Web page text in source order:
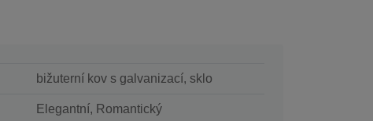
bižuterní kov s galvanizací, sklo
Elegantní, Romantický